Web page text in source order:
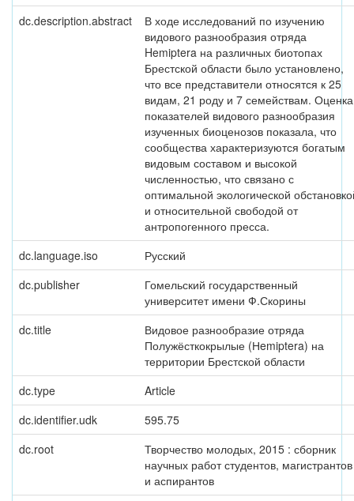
dc.description.abstract
В ходе исследований по изучению
видового разнообразия отряда
Hemiptera на различных биотопах
Брестской области было установлено,
что все представители относятся к 25
видам, 21 роду и 7 семействам. Оценка
показателей видового разнообразия
изученных биоценозов показала, что
сообщества характеризуются богатым
видовым составом и высокой
численностью, что связано с
оптимальной экологической
и относительной свободой от
антропогенного пресса.
dc.language.iso
Русский
dc.publisher
Гомельский государственный
университет имени Ф.Скорины
dc.title
Видовое разнообразие отряда
Полужёсткокрылые (Нemiptera) на
территории Брестской области
dc.type
Article
dc.identifier.udk
595.75
dc.root
Творчество молодых, 2015 : сборник
научных работ студентов, магистрантов
и аспирантов